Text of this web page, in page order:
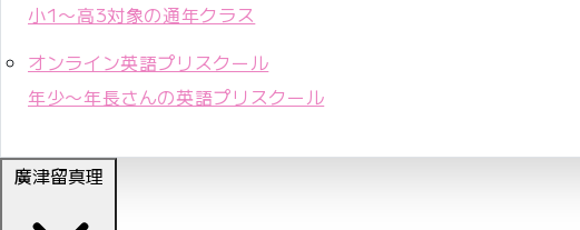
小1〜高3対象の通年クラス
オンライン英語プリスクール
年少〜年長さんの英語プリスクール
廣津留真理